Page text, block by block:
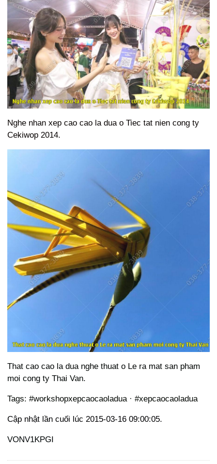
Nghe nhan xep cao cao la dua o Tiec tat nien cong ty
Cekiwop 2014.
That cao cao la dua nghe thuat o Le ra mat san pham
moi cong ty Thai Van.
Tags: #workshopxepcaocaoladua · #xepcaocaoladua
Cập nhật lần cuối lúc 2015-03-16 09:00:05.
VONV1KPGI